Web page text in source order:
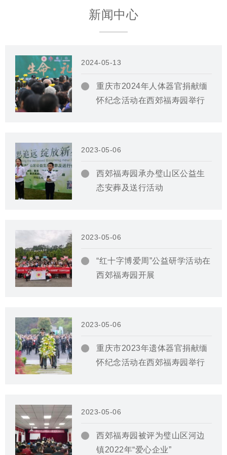
新闻中心
2024-05-13
重庆市2024年人体器官捐献缅
怀纪念活动在西郊福寿园举行
2023-05-06
西郊福寿园承办璧山区公益生
态安葬及送行活动
2023-05-06
“红十字博爱周”公益研学活动在
西郊福寿园开展
2023-05-06
重庆市2023年遗体器官捐献缅
怀纪念活动在西郊福寿园举行
2023-05-06
西郊福寿园被评为璧山区河边
镇2022年“爱心企业”